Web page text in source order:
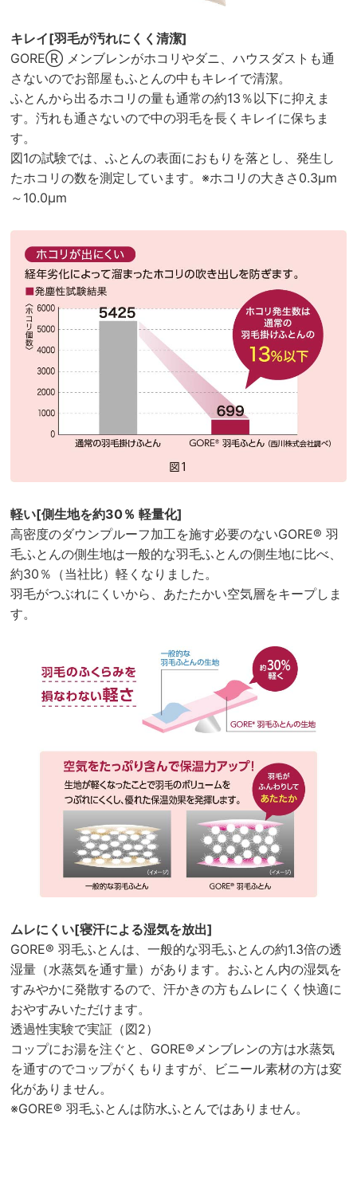
キレイ[羽毛が汚れにくく清潔]
GOREⓇ メンブレンがホコリやダニ、ハウスダストも通
さないのでお部屋もふとんの中もキレイで清潔。
ふとんから出るホコリの量も通常の約13％以下に抑えま
す。汚れも通さないので中の羽毛を長くキレイに保ちま
す。
図1の試験では、ふとんの表面におもりを落とし、発生し
たホコリの数を測定しています。※ホコリの大きさ0.3μm
～10.0μm
軽い[側生地を約30％ 軽量化]
高密度のダウンプルーフ加工を施す必要のないGORE® 羽
毛ふとんの側生地は一般的な羽毛ふとんの側生地に比べ、
約30％（当社比）軽くなりました。
羽毛がつぶれにくいから、あたたかい空気層をキープしま
す。
ムレにくい[寝汗による湿気を放出]
GORE® 羽毛ふとんは、一般的な羽毛ふとんの約1.3倍の透
湿量（水蒸気を通す量）があります。おふとん内の湿気を
すみやかに発散するので、汗かきの方もムレにくく快適に
おやすみいただけます。
透過性実験で実証（図2）
コップにお湯を注ぐと、GORE®メンブレンの方は水蒸気
を通すのでコップがくもりますが、ビニール素材の方は変
化がありません。
※GORE® 羽毛ふとんは防水ふとんではありません。